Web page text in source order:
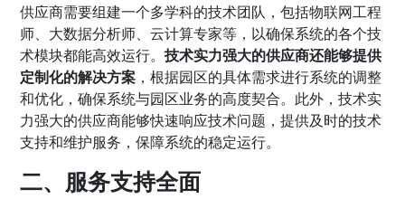
供应商需要组建一个多学科的技术团队，包括物联网工程
师、大数据分析师、云计算专家等，以确保系统的各个技
术模块都能高效运行。技术实力强大的供应商还能够提供
定制化的解决方案 ，根据园区的具体需求进行系统的调整
和优化，确保系统与园区业务的高度契合。此外，技术实
力强大的供应商能够快速响应技术问题，提供及时的技术
支持和维护服务，保障系统的稳定运行。
二、服务支持全面